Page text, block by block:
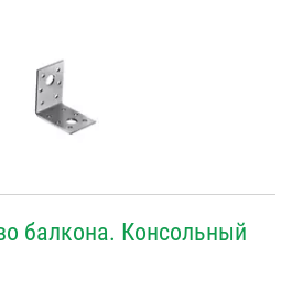
балкона. Консольный